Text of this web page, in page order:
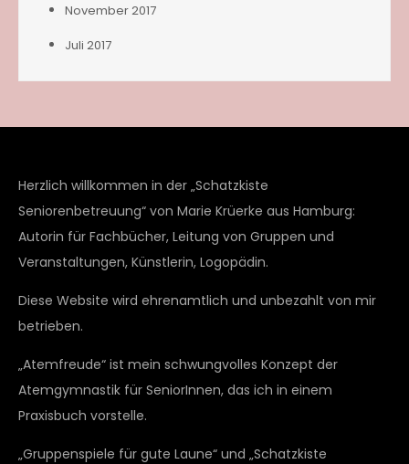
November 2017
Juli 2017
Herzlich willkommen in der „Schatzkiste
Seniorenbetreuung“ von Marie Krüerke aus Hamburg:
Autorin für Fachbücher, Leitung von Gruppen und
Veranstaltungen, Künstlerin, Logopädin.
Diese Website wird ehrenamtlich und unbezahlt von mir
betrieben.
„Atemfreude“ ist mein schwungvolles Konzept der
Atemgymnastik für SeniorInnen, das ich in einem
Praxisbuch vorstelle.
„Gruppenspiele für gute Laune“ und „Schatzkiste